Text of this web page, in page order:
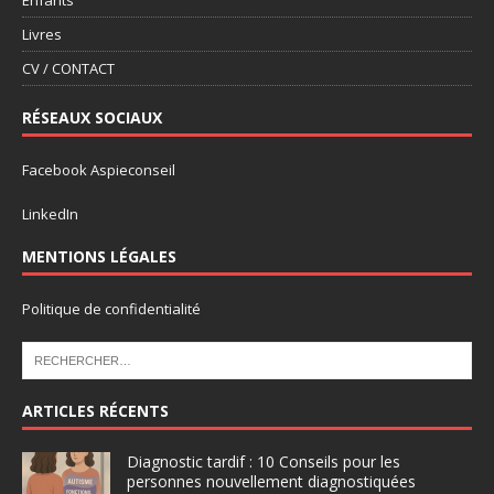
Livres
CV / CONTACT
RÉSEAUX SOCIAUX
Facebook Aspieconseil
LinkedIn
MENTIONS LÉGALES
Politique de confidentialité
ARTICLES RÉCENTS
Diagnostic tardif : 10 Conseils pour les
personnes nouvellement diagnostiquées